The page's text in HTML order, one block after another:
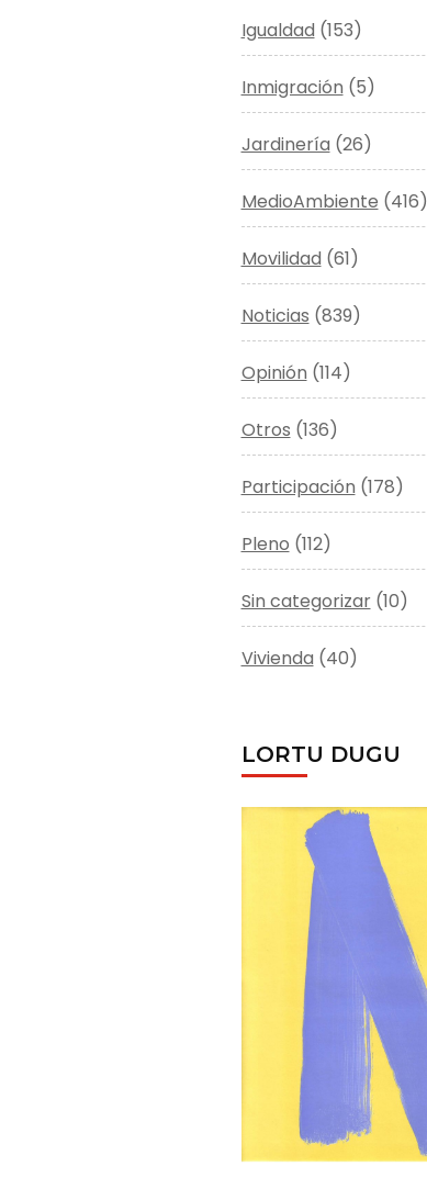
Igualdad (153)
Inmigración (5)
Jardinería (26)
MedioAmbiente (416)
Movilidad (61)
Noticias (839)
Opinión (114)
Otros (136)
Participación (178)
Pleno (112)
Sin categorizar(10)
Vivienda (40)
LORTU DUGU